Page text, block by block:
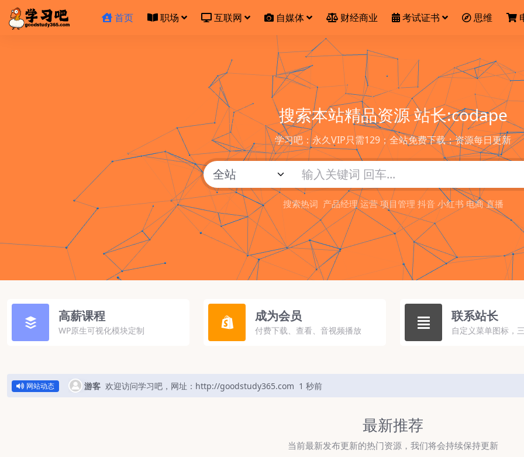
首页 职场 互联网 自媒体 财经商业 考试证书 思维
搜索本站精品资源 站长:codape
学习吧：永久VIP只需129；全站免费下载；资源每日更新
搜索热词 产品经理 运营 项目管理 抖音 小红书 电商 直播
高薪课程
WP原生可视化模块定制
成为会员
付费下载、查看、音视频播放
联系站长
自定义菜单图标，
网站动态 游客 欢迎访问学习吧，网址：http://goodstudy365.com 1 秒前
最新推荐
当前最新发布更新的热门资源，我们将会持续保持更新